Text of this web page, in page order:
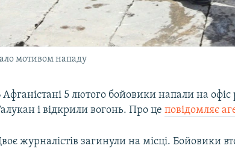
мотивом нападу
Афганістані 5 лютого бойовики напали на офіс
і відкрили вогонь. Про цеповідомляє
журналістів загинули на місці. Бойовики